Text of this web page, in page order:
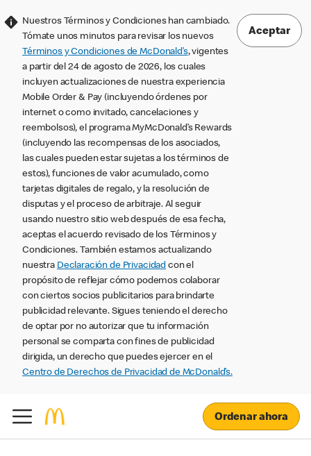
Nuestros Términos y Condiciones han cambiado.
Tómate unos minutos para revisar los nuevos
Términos y Condiciones de McDonald’s, vigentes
a partir del 24 de agosto de 2026, los cuales
incluyen actualizaciones de nuestra experiencia
Mobile Order & Pay (incluyendo órdenes por
internet o como invitado, cancelaciones y
reembolsos), el programa MyMcDonald’s Rewards
(incluyendo las recompensas de los asociados,
las cuales pueden estar sujetas a los términos de
estos), funciones de valor acumulado, como
tarjetas digitales de regalo, y la resolución de
disputas y el proceso de arbitraje. Al seguir
usando nuestro sitio web después de esa fecha,
aceptas el acuerdo revisado de los Términos y
Condiciones. También estamos actualizando
nuestra Declaración de Privacidad con el
propósito de reflejar cómo podemos colaborar
con ciertos socios publicitarios para brindarte
publicidad relevante. Sigues teniendo el derecho
de optar por no autorizar que tu información
personal se comparta con fines de publicidad
dirigida, un derecho que puedes ejercer en el
Centro de Derechos de Privacidad de McDonald’s.
Aceptar
Ordenar ahora